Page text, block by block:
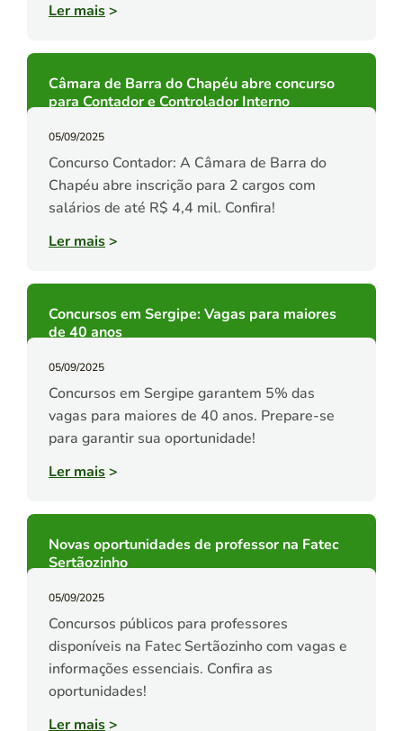
Ler mais>
Câmara de Barra do Chapéu abre concurso
para Contador e Controlador Interno
05/09/2025
Concurso Contador: A Câmara de Barra do
Chapéu abre inscrição para 2 cargos com
salários de até R$ 4,4 mil. Confira!
Ler mais>
Concursos em Sergipe: Vagas para maiores
de 40 anos
05/09/2025
Concursos em Sergipe garantem 5% das
vagas para maiores de 40 anos. Prepare-se
para garantir sua oportunidade!
Ler mais>
Novas oportunidades de professor na Fatec
Sertãozinho
05/09/2025
Concursos públicos para professores
disponíveis na Fatec Sertãozinho com vagas e
informações essenciais. Confira as
oportunidades!
Ler mais>